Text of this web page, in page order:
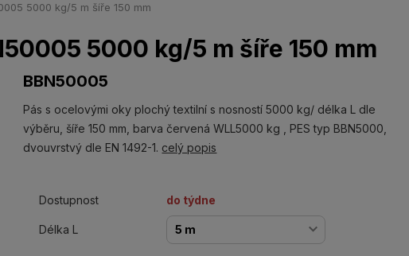
5000 kg/5 m šíře 150 mm
5000 kg/5 m šíře 150 mm
BBN50005
Pás s ocelovými oky plochý textilní s nosností 5000 kg/ délka L dle
výběru, šíře 150 mm, barva červená WLL5000 kg , PES typ BBN5000,
dvouvrstvý dle EN 1492-1. celý popis
Dostupnost do týdne
Délka L